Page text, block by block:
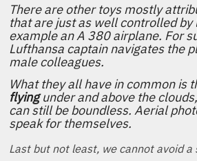
There are other toys mostly
that are just as well controlled by
example an A 380 airplane. For
Lufthansa captain navigates the
male colleagues.
What they all have in common is
flyingunder and above the
can still be boundless. Aerial
speak for themselves.
Last but not least, we cannot avoid a